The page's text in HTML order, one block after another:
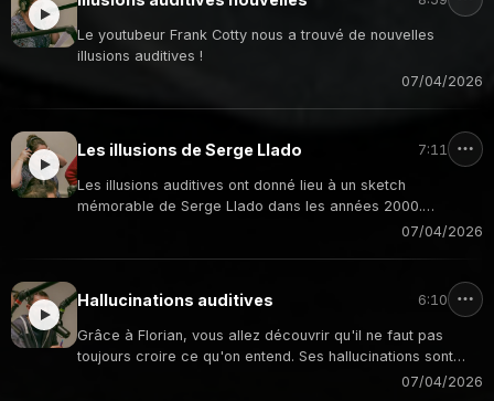
Le youtubeur Frank Cotty nous a trouvé de nouvelles
illusions auditives !
07/04/2026
Les illusions de Serge Llado 7:11
Les illusions auditives ont donné lieu à un sketch
mémorable de Serge Llado dans les années 2000.
07/04/2026
Hallucinations auditives 6:10
Grâce à Florian, vous allez découvrir qu'il ne faut pas
toujours croire ce qu'on entend. Ses hallucinations sont
07/04/2026